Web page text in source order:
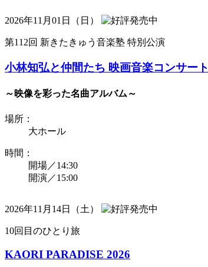
2026年11月01日（日）
第112回 新きたきゅう音楽塾 特別公演
小林知弘と仲間たち 映画音楽コンサート
～映像を彩った名曲アルバム～
場所：
大ホール
時間：
開場／14:30
開演／15:00
2026年11月14日（土）
10回目のひとり旅
KAORI PARADISE 2026